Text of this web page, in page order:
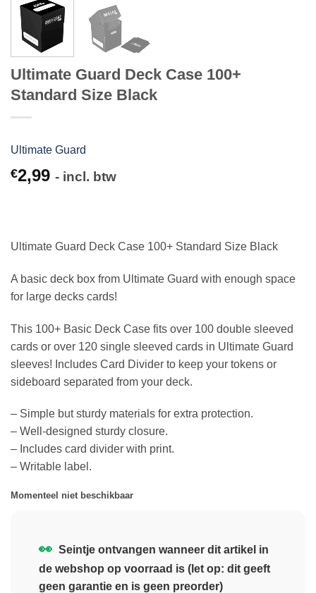
Ultimate Guard Deck Case 100+
Standard Size Black
Ultimate Guard
€2,99 - incl. btw
Ultimate Guard Deck Case 100+ Standard Size Black
A basic deck box from Ultimate Guard with enough space
for large decks cards!
This 100+ Basic Deck Case fits over 100 double sleeved
cards or over 120 single sleeved cards in Ultimate Guard
sleeves! Includes Card Divider to keep your tokens or
sideboard separated from your deck.
– Simple but sturdy materials for extra protection.
– Well-designed sturdy closure.
– Includes card divider with print.
– Writable label.
Momenteel niet beschikbaar
👀 Seintje ontvangen wanneer dit artikel in
de webshop op voorraad is (let op: dit geeft
geen garantie en is geen preorder)